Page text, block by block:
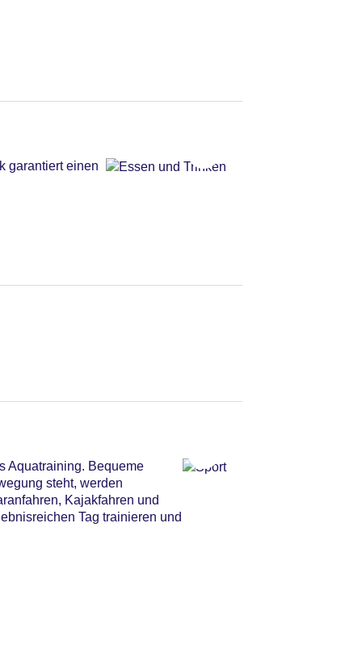
garantiert einen
Aquatraining. Bequeme
steht, werden
Kajakfahren und
Tag trainieren und